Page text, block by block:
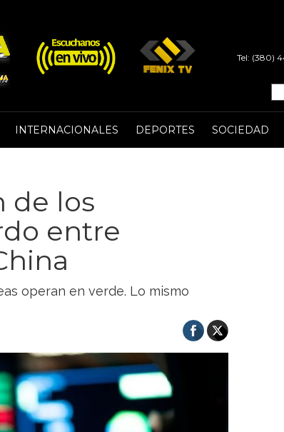
Tel: (380)
INTERNACIONALES DEPORTES SOCIEDAD
de los
entre
operan en verde. Lo mismo